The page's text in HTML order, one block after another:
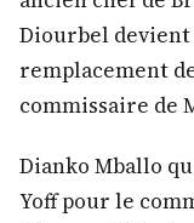
Diourbel devient
remplacement
commissaire de
Dianko Mballo
Yoff pour le